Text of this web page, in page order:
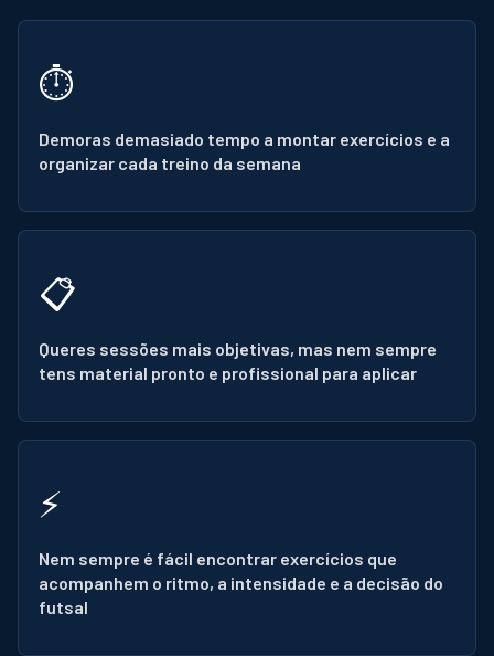
⏱️
Demoras demasiado tempo a montar exercícios e a
organizar cada treino da semana
📋
Queres sessões mais objetivas, mas nem sempre
tens material pronto e profissional para aplicar
⚡
Nem sempre é fácil encontrar exercícios que
acompanhem o ritmo, a intensidade e a decisão do
futsal